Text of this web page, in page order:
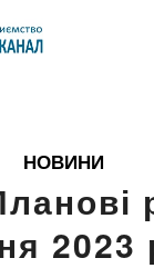
НОВИНИ
2023